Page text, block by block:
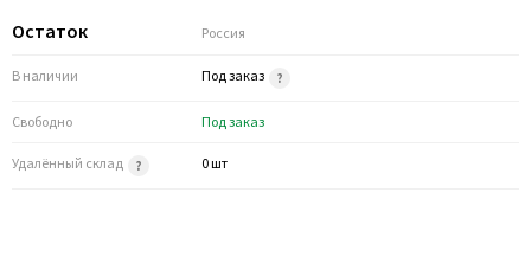
Остаток Россия
В наличии Под заказ
Свободно Под заказ
Удалённый склад 0 шт